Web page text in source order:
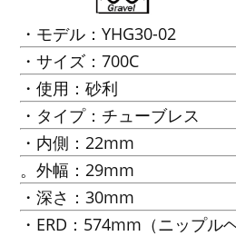
・モデル：YHG30-02
・サイズ：700C
・使用：砂利
・タイプ：チューブレス
・内側：22mm
。外幅：29mm
・深さ：30mm
・ERD：574mm（ニップル